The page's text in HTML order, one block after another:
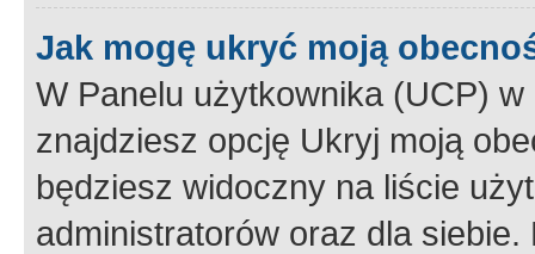
Jak mogę ukryć moją
W Panelu użytkownika (UCP) w
znajdziesz opcję Ukryj moją
będziesz widoczny na liście
administratorów oraz dla